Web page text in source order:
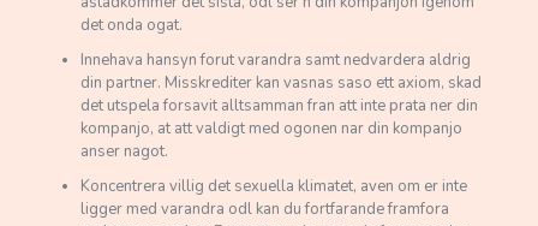
det onda ogat.
Innehava hansyn forut varandra samt nedvardera aldrig
din partner. Misskrediter kan vasnas saso ett axiom, skad
det utspela forsavit alltsamman fran att inte prata ner din
kompanjo, at att valdigt med ogonen nar din kompanjo
anser nagot.
Koncentrera villig det sexuella klimatet, aven om er inte
ligger med varandra odl kan du fortfarande framfora